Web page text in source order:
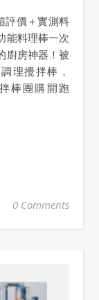
能料理棒一次
廚房神器！被
理攪拌棒，
棒團購開跑
0 Comments